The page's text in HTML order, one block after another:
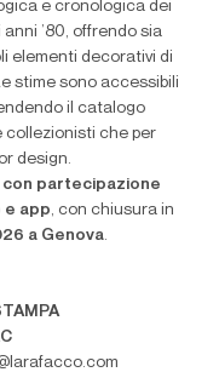
e cronologica dei
’80, offrendo sia
elementi decorativi di
stime sono accessibili
il catalogo
collezionisti che per
design.
con partecipazione
e app, con chiusura in
a Genova.